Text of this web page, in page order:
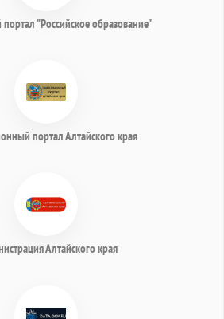
"Российское образование"
портал Алтайского края
Алтайского края